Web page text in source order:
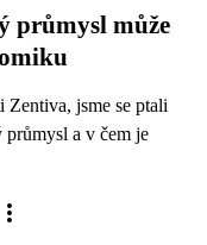
průmysl může
Zentiva, jsme se ptali
a v čem je